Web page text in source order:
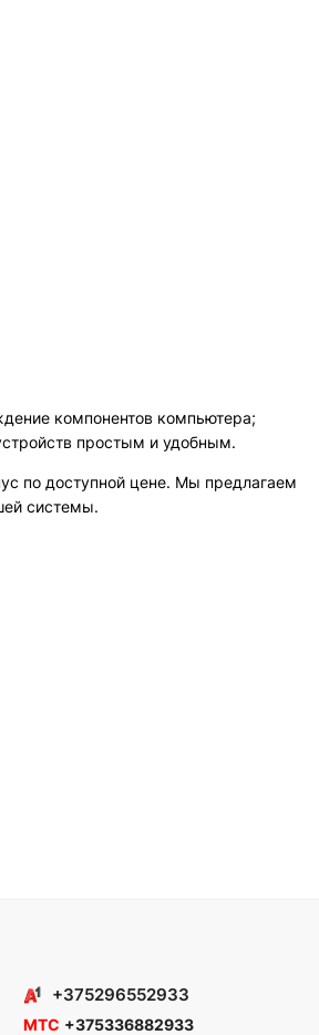
компонентов компьютера;
простым и удобным.
по доступной цене. Мы предлагаем
системы.
+375296552933
МТС +375336882933